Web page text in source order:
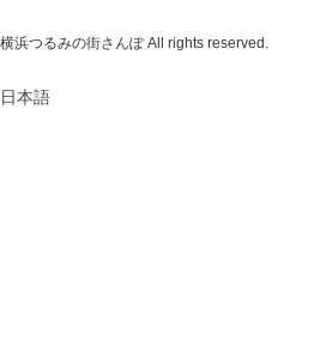
横浜つるみの街さんぽAll rights reserved.
日本語